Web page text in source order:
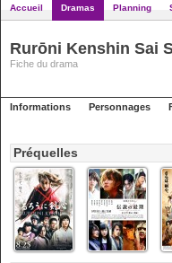
Accueil Dramas Planning
Rurōni Kenshin Sai
Fiche du drama
Informations Personnages
Préquelles